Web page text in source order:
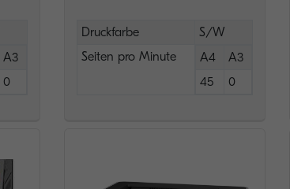
A3
0
Druckfarbe
S/W
Seiten pro Minute
A4
A3
45
0